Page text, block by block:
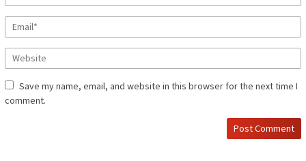
Save my name, email, and website in this browser for the next time I
comment.